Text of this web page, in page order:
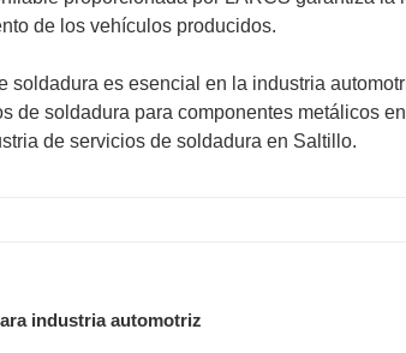
de los vehículos producidos.
soldadura es esencial en la industria
de soldadura para componentes metálicos
de servicios de soldadura en Saltillo.
industria automotriz